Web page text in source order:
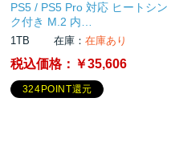
PS5 / PS5 Pro 対応 ヒートシン
ク付き M.2 内…
1TB 在庫：在庫あり
税込価格： ￥35,606
324POINT還元